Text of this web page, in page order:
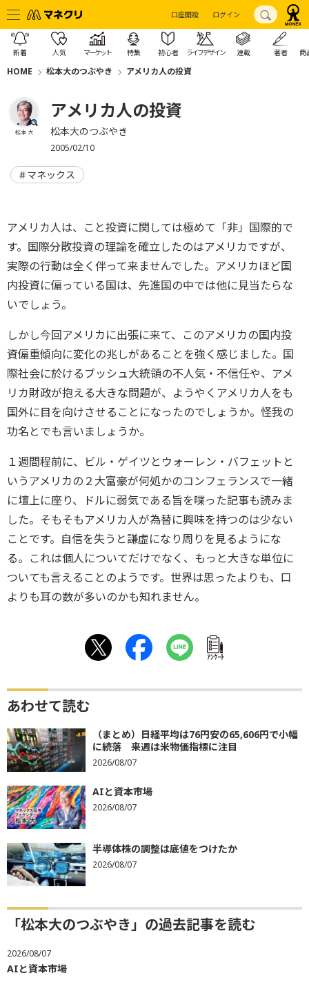
口座開設 ログイン
新着 人気 マーケット 特集 初心者 ライフデザイン 連載 著者 商
HOME 松本大のつぶやき アメリカ人の投資
松本 大
アメリカ人の投資
松本大のつぶやき
2005/02/10
マネックス
アメリカ人は、こと投資に関しては極めて「非」国際的で
す。国際分散投資の理論を確立したのはアメリカですが、
実際の行動は全く伴って来ませんでした。アメリカほど国
内投資に偏っている国は、先進国の中では他に見当たらな
いでしょう。
しかし今回アメリカに出張に来て、このアメリカの国内投
資偏重傾向に変化の兆しがあることを強く感じました。国
際社会に於けるブッシュ大統領の不人気・不信任や、アメ
リカ財政が抱える大きな問題が、ようやくアメリカ人をも
国外に目を向けさせることになったのでしょうか。怪我の
功名とでも言いましょうか。
１週間程前に、ビル・ゲイツとウォーレン・バフェットと
いうアメリカの２大富豪が何処かのコンフェランスで一緒
に壇上に座り、ドルに弱気である旨を喋った記事も読みま
した。そもそもアメリカ人が為替に興味を持つのは少ない
ことです。自信を失うと謙虚になり周りを見るようにな
る。これは個人についてだけでなく、もっと大きな単位に
ついても言えることのようです。世界は思ったよりも、口
よりも耳の数が多いのかも知れません。
ｱﾝｹｰﾄ
あわせて読む
（まとめ）日経平均は76円安の65,606円で小幅
に続落 来週は米物価指標に注目
2026/08/07
AIと資本市場
2026/08/07
半導体株の調整は底値をつけたか
2026/08/07
「松本大のつぶやき」の過去記事を読む
2026/08/07
AIと資本市場